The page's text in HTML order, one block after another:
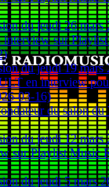
du jeudi 26 mars
interview sur
du jeudi 19 mars
en interview
03-16)
du salon
du jeudi 12 mars
sur Playlist Music
du jeudi 5 mars